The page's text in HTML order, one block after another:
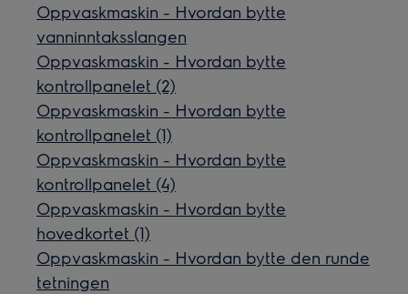
Oppvaskmaskin - Hvordan bytte
vanninntaksslangen
Oppvaskmaskin - Hvordan bytte
kontrollpanelet (2)
Oppvaskmaskin - Hvordan bytte
kontrollpanelet (1)
Oppvaskmaskin - Hvordan bytte
kontrollpanelet (4)
Oppvaskmaskin - Hvordan bytte
hovedkortet (1)
Oppvaskmaskin - Hvordan bytte den runde
tetningen